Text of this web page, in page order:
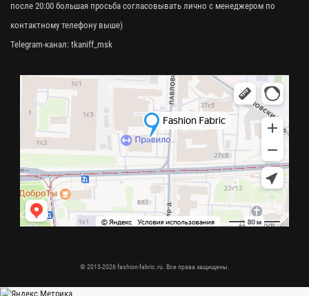
после 20:00 большая просьба согласовывать лично с менеджером по
контактному телефону выше)
Telegram-канал: tkaniff_msk
© 2013-2026 fashion-fabric.ru. Все права защищены.